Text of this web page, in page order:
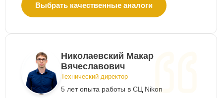
Выбрать качественные аналоги
Николаевский Макар
Вячеславович
Технический директор
5 лет опыта работы в СЦ Nikon